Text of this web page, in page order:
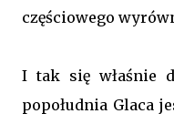
częściowego
I tak się właśnie
popołudnia Glaca